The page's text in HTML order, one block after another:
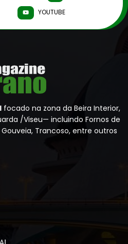
YOUTUBE
focado na zona da Beira Interior,
/Viseu— incluindo Fornos de
Trancoso, entre outros